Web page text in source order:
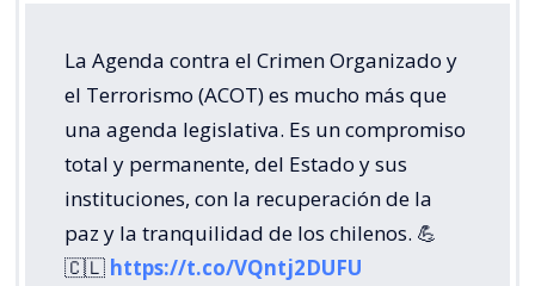
La Agenda contra el Crimen Organizado y
el Terrorismo (ACOT) es mucho más que
una agenda legislativa. Es un compromiso
total y permanente, del Estado y sus
instituciones, con la recuperación de la
paz y la tranquilidad de los chilenos. 💪
🇨🇱 https://t.co/VQntj2DUFU